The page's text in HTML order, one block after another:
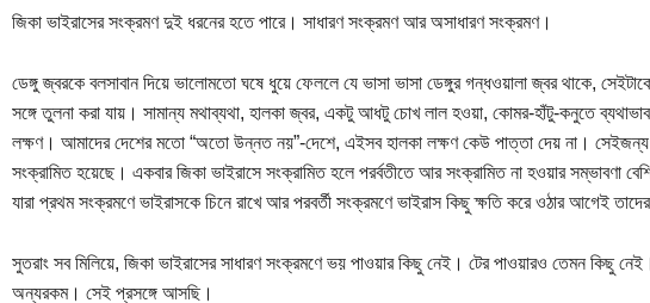
জিকা ভাইরাসের সংক্রমণ দুই ধরনের হতে পারে। সাধারণ সংক্রমণ আর অসাধারণ সংক্রমণ।
ডেঙ্গু জ্বরকে বলসাবান দিয়ে ভালোমতো ঘষে ধুয়ে ফেললে যে ভাসা ভাসা ডেঙ্গুর গন্ধওয়ালা জ্বর থাকে,
সঙ্গে তুলনা করা যায়। সামান্য মথাব্যথা, হালকা জ্বর, একটু আধটু চোখ লাল হওয়া, কোমর-হাঁটু-কনুতে
লক্ষণ। আমাদের দেশের মতো “অতো উন্নত নয়”-দেশে, এইসব হালকা লক্ষণ কেউ পাত্তা দেয় না। সেইজন্য
সংক্রামিত হয়েছে। একবার জিকা ভাইরাসে সংক্রামিত হলে পরর্বতীতে আর সংক্রামিত না হওয়ার সম্ভাবণা
যারা প্রথম সংক্রমণে ভাইরাসকে চিনে রাখে আর পরবর্তী সংক্রমণে ভাইরাস কিছু ক্ষতি করে ওঠার আগেই
সুতরাং সব মিলিয়ে, জিকা ভাইরাসের সাধারণ সংক্রমণে ভয় পাওয়ার কিছু নেই। টের পাওয়ারও তেমন কিছু
অন্যরকম। সেই প্রসঙ্গে আসছি।